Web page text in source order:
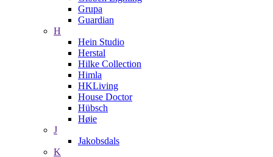
Grupa
Guardian
H
Hein Studio
Herstal
Hilke Collection
Himla
HKLiving
House Doctor
Hübsch
Høie
J
Jakobsdals
K